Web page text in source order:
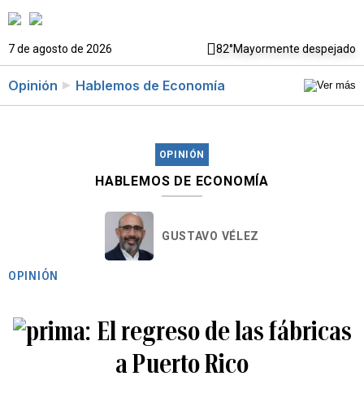
7 de agosto de 2026 82°Mayormente despejado
Opinión Hablemos de Economía
OPINIÓN
HABLEMOS DE ECONOMÍA
GUSTAVO VÉLEZ
OPINIÓN
El regreso de las fábricas
a Puerto Rico